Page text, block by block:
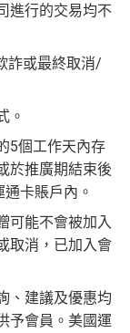
續使用首2張
空公司夥伴之
Avios、E
有份：18,00
換現金券／P
憑分預訂
換至HK
或是Hilton Hon
8次。了解更
里數)+H
以內存入卡會
charge-
ae-charg
無得更改。如
建議你改返啲S
）
！詳情
進行的交易均不
詐或最終取消/
。
5個工作天內存
於推廣期結束後
卡賬戶內。
可能不會被加入
取消，已加入會
、建議及優惠均
予會員。美國運